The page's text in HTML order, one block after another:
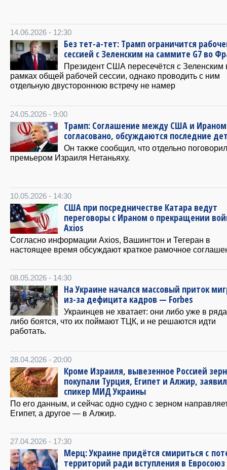
14.06.2026 - 12:30
Без тет-а-тет: Трамп ограничится
сессией с Зеленским на саммите G7 во
Президент США пересечётся с Зеленским
рамках общей рабочей сессии, однако проводить с ним
отдельную двустороннюю встречу не намер
24.05.2026 - 9:00
Трамп: Соглашение между США и
согласовано, обсуждаются последние
Он также сообщил, что отдельно
премьером Израиля Нетаньяху.
10.05.2026 - 14:30
США при посредничестве Катара ведут
переговоры с Ираном о прекращении
Axios
Согласно информации Axios, Вашингтон и Тегеран в
настоящее время обсуждают краткое рамочное
08.05.2026 - 14:30
На Украине начался массовый приток
из-за дефицита кадров — Forbes
Украинцев не хватает: они либо уже в
либо боятся, что их поймают ТЦК, и не решаются идти
работать.
28.04.2026 - 20:00
Кроме Израиля, вывезенное Россией
покупали Турция, Египет и Алжир, заявил
спикер МИД Украины
По его данным, и сейчас одно судно с зерном
Египет, а другое — в Алжир.
27.04.2026 - 17:30
Мерц: Украине придётся смириться с
территорий ради вступления в Евросоюз